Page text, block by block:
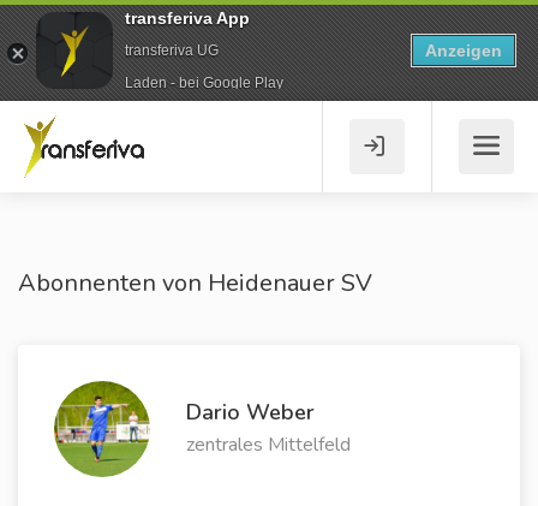
Abonnenten von Heidenauer SV
Dario Weber
zentrales Mittelfeld
transferiva App
transferiva UG
Laden - bei Google Play
Anzeigen